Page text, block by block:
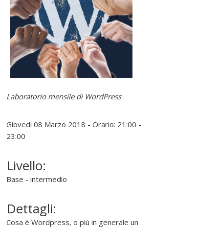
r
e
l
n
u
x
P
r
Laboratorio mensile di WordPress
Giovedi 08 Marzo 2018 - Orario: 21:00 -
23:00
Livello:
Base - intermedio
Dettagli:
Cosa è Wordpress, o più in generale un